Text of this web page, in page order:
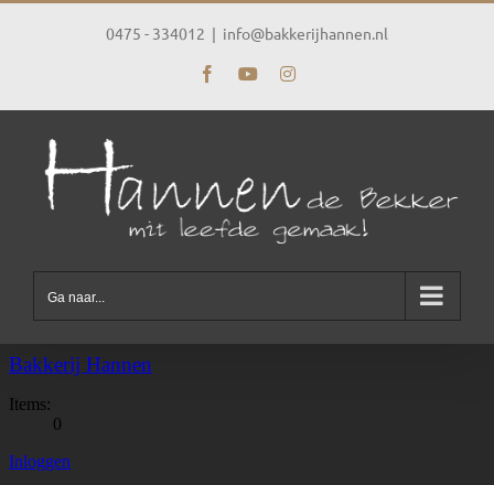
Ga
0475 - 334012 | info@bakkerijhannen.nl
FacebookYouTubeInstagram
Ga naar...